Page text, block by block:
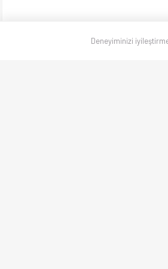
Deneyiminizi